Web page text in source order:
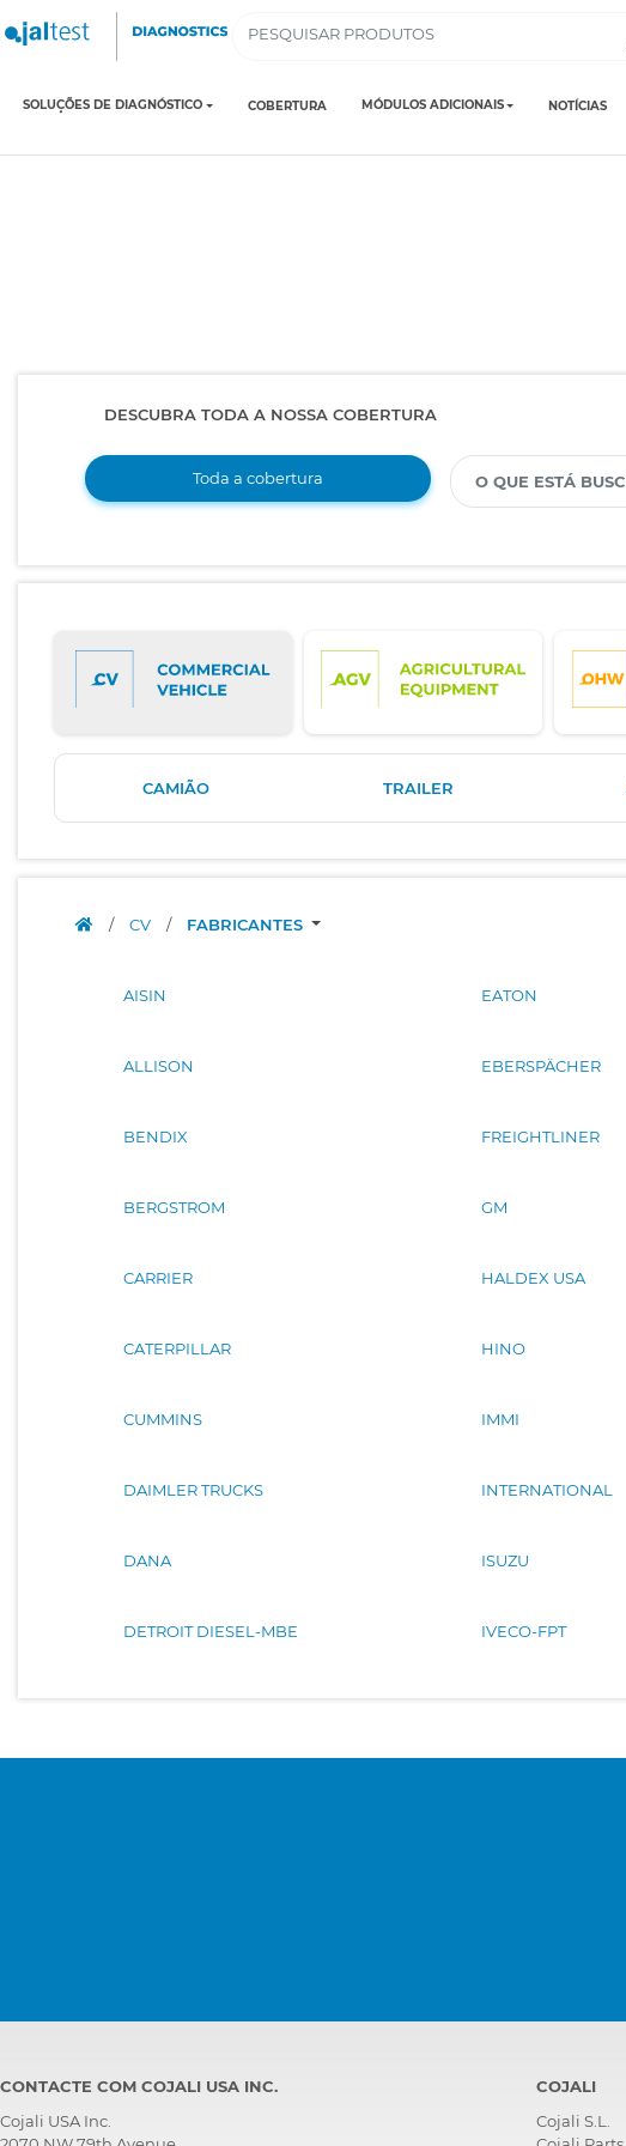
SOLUÇÕES DE DIAGNÓSTICO COBERTURA MÓDULOS ADICIONAIS NOTÍCIAS
DESCUBRA TODA A NOSSA COBERTURA
Toda a cobertura
CAMIÃO TRAILER
/ CV / FABRICANTES
AISIN
ALLISON
BENDIX
BERGSTROM
CARRIER
CATERPILLAR
CUMMINS
DAIMLER TRUCKS
DANA
DETROIT DIESEL-MBE
EATON
EBERSPÄCHER
FREIGHTLINER
GM
HALDEX USA
HINO
IMMI
INTERNATIONAL
ISUZU
IVECO-FPT
CONTACTE COM COJALI USA INC.
Cojali USA Inc.
COJALI
Cojali S.L.